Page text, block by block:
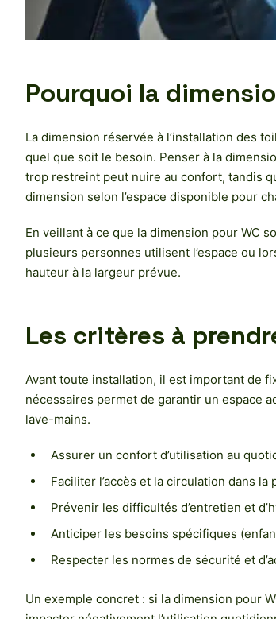
Pourquoi la
La dimension réservée à l’installation des
quel que soit le besoin. Penser à la
trop restreint peut nuire au confort, tandis
dimension selon l’espace disponible pour
En veillant à ce que la dimension pour WC
plusieurs personnes utilisent l’espace ou
hauteur à la largeur prévue.
Les critères à
Avant toute installation, il est important de
nécessaires permet de garantir un espace
lave-mains.
Assurer un confort d’utilisation au
Faciliter l’accès et la circulation dans la
Prévenir les difficultés d’entretien et
Anticiper les besoins spécifiques
Respecter les normes de sécurité et
Un exemple concret : si la dimension pour